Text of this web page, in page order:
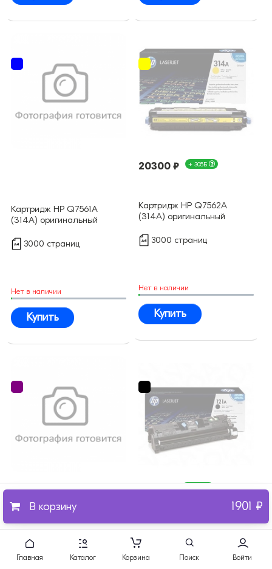
1901 ₽
В корзину
Картридж HP Q7561A
(314A) оригинальный
3000 страниц
Нет в наличии
Купить
20300 ₽ + 305Б
Картридж HP Q7562A
(314A) оригинальный
3000 страниц
Нет в наличии
Купить
Картридж HP Q7563A
(314A) оригинальный
14024 ₽
Картридж HP C9700A (121A)
оригинальный
5000 страниц
Главная Каталог Корзина Поиск Войти